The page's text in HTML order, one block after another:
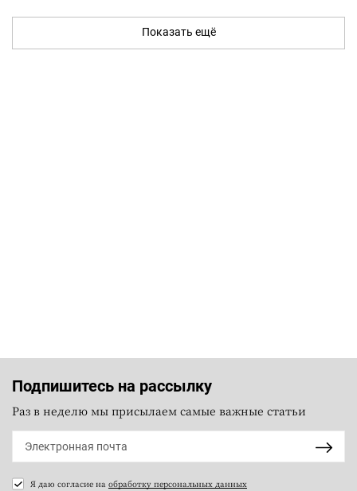
Показать ещё
Подпишитесь на рассылку
Раз в неделю мы присылаем самые важные статьи
Я даю согласие на обработку персональных данных